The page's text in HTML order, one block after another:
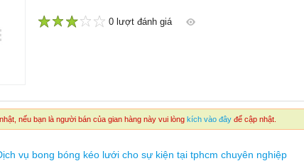
0 lượt đánh giá
nếu bạn là người bán của gian hàng này vui lòng kích vào đây để cập nhật.
vụ bong bóng kéo lưới cho sự kiện tại tphcm chuyên nghiệp